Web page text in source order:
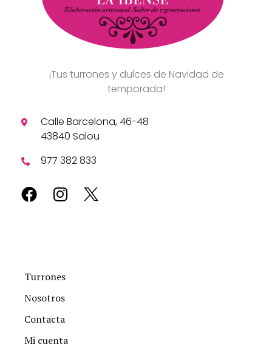
¡Tus turrones y dulces de Navidad de
temporada!
Calle Barcelona, 46-48
43840 Salou
977 382 833
Turrones
Nosotros
Contacta
Mi cuenta